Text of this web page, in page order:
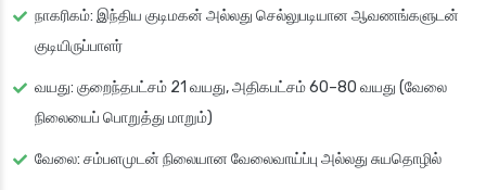
நாகரிகம்: இந்திய குடிமகன் அல்லது செல்லுபடியான ஆவணங்களுடன்
குடியிருப்பாளர்
வயது: குறைந்தபட்சம் 21 வயது, அதிகபட்சம் 60–80 வயது (வேலை
நிலையைப் பொறுத்து மாறும்)
வேலை: சம்பளமுடன் நிலையான வேலைவாய்ப்பு அல்லது சுயதொழில்